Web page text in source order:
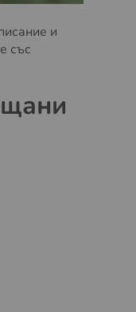
и
със